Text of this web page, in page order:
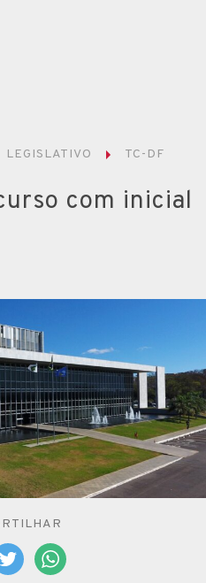
LEGISLATIVO TC-DF
com inicial